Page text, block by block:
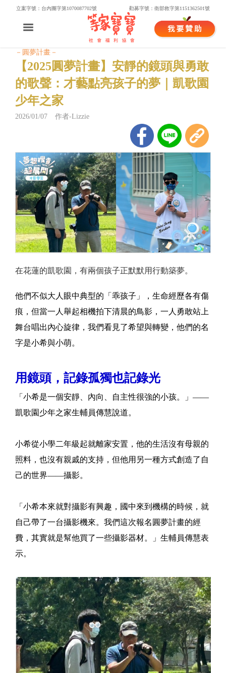
立案字號：台內團字第1070087702號 勸募字號：衛部救字第1151362501號
－圓夢計畫－
【2025圓夢計畫】安靜的鏡頭與勇敢
的歌聲：才藝點亮孩子的夢｜凱歌園
少年之家
2026/01/07 作者-Lizzie
在花蓮的凱歌園，有兩個孩子正默默用行動築夢。
他們不似大人眼中典型的「乖孩子」，生命經歷各有傷
痕，但當一人舉起相機拍下清晨的鳥影，一人勇敢站上
舞台唱出內心旋律，我們看見了希望與轉變，他們的名
字是小希與小萌。
用鏡頭，記錄孤獨也記錄光
「小希是一個安靜、內向、自主性很強的小孩。」——
凱歌園少年之家生輔員傳慧說道。
小希從小學二年級起就離家安置，他的生活沒有母親的
照料，也沒有親戚的支持，但他用另一種方式創造了自
己的世界——攝影。
「小希本來就對攝影有興趣，國中來到機構的時候，就
自己帶了一台攝影機來。我們這次報名圓夢計畫的經
費，其實就是幫他買了一些攝影器材。」生輔員傳慧表
示。